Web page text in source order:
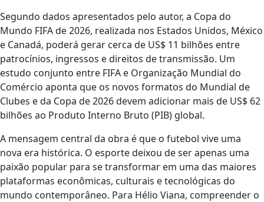
Segundo dados apresentados pelo autor, a Copa do
Mundo FIFA de 2026, realizada nos Estados Unidos, México
e Canadá, poderá gerar cerca de US$ 11 bilhões entre
patrocínios, ingressos e direitos de transmissão. Um
estudo conjunto entre FIFA e Organização Mundial do
Comércio aponta que os novos formatos do Mundial de
Clubes e da Copa de 2026 devem adicionar mais de US$ 62
bilhões ao Produto Interno Bruto (PIB) global.
A mensagem central da obra é que o futebol vive uma
nova era histórica. O esporte deixou de ser apenas uma
paixão popular para se transformar em uma das maiores
plataformas econômicas, culturais e tecnológicas do
mundo contemporâneo. Para Hélio Viana, compreender o